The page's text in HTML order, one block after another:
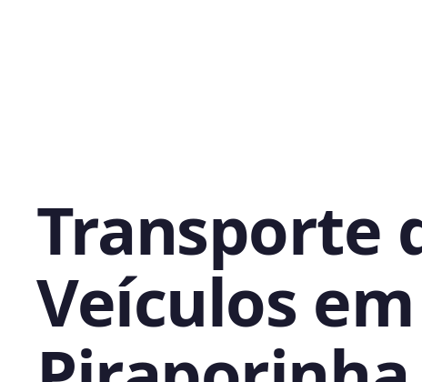
Transporte
Veículos em